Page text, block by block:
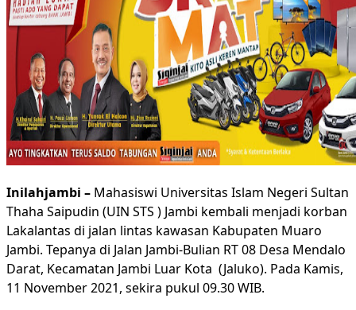
Inilahjambi – Mahasiswi Universitas Islam Negeri Sultan
Thaha Saipudin (UIN STS ) Jambi kembali menjadi korban
Lakalantas di jalan lintas kawasan Kabupaten Muaro
Jambi. Tepanya di Jalan Jambi-Bulian RT 08 Desa Mendalo
Darat, Kecamatan Jambi Luar Kota (Jaluko). Pada Kamis,
11 November 2021, sekira pukul 09.30 WIB.